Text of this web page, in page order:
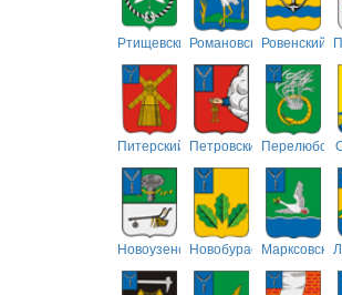
РтищевскийРомановскийРовенский
Питерский Петровский
НовоузенскийНовобурасскийМарксовский